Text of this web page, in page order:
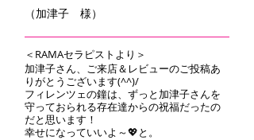
（加津子 様）
＜RAMAセラピストより＞
加津子さん、ご来店＆レビューのご投稿あ
りがとうございます(^^)/
フィレンツェの鐘は、ずっと加津子さんを
守っておられる存在達からの祝福だったの
だと思います！
幸せになっていいよ～💖と。